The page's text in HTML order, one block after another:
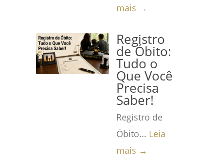
mais →
Registro
de Óbito:
Tudo o
Que Você
Precisa
Saber!
Registro de
Óbito... Leia
mais →